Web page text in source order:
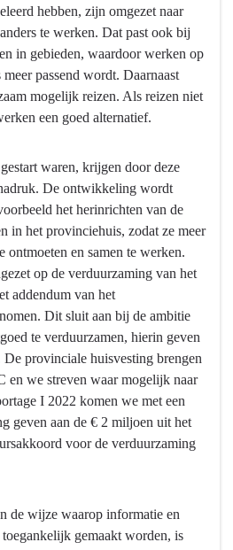
hebben, zijn omgezet naar
te werken. Dat past ook bij
in gebieden, waardoor werken op
meer passend wordt. Daarnaast
mogelijk reizen. Als reizen niet
een goed alternatief.
waren, krijgen door deze
De ontwikkeling wordt
het herinrichten van de
in het provinciehuis, zodat ze meer
ontmoeten en samen te werken.
op de verduurzaming van het
addendum van het
Dit sluit aan bij de ambitie
te verduurzamen, hierin geven
provinciale huisvesting brengen
en we streven waar mogelijk naar
I 2022 komen we met een
geven aan de € 2 miljoen uit het
voor de verduurzaming
de wijze waarop informatie en
gemaakt worden, is